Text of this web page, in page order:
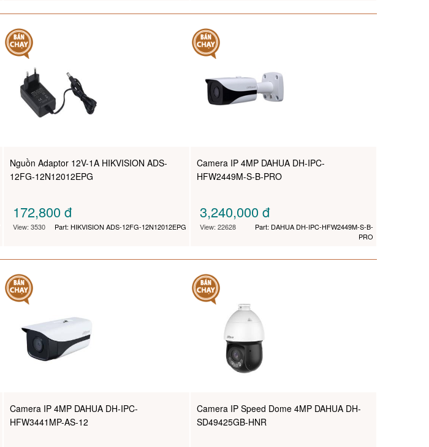
Nguồn Adaptor 12V-1A HIKVISION ADS-
12FG-12N12012EPG
172,800đ
View: 3530 Part: HIKVISION ADS-12FG-12N12012EPG
Camera IP 4MP DAHUA DH-IPC-
HFW2449M-S-B-PRO
3,240,000đ
View: 22628
Part: DAHUA DH-IPC-HFW2449M-S-B-
PRO
Camera IP 4MP DAHUA DH-IPC-
HFW3441MP-AS-12
Camera IP Speed Dome 4MP DAHUA DH-
SD49425GB-HNR